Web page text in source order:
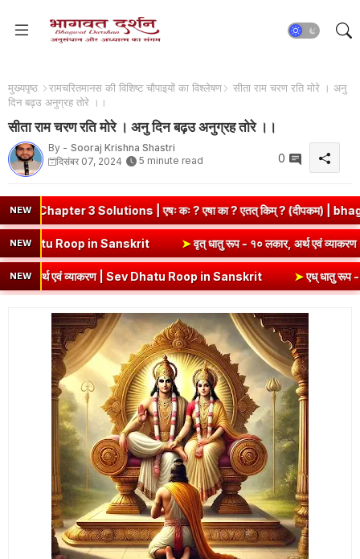
मुख्यपृष्ठ रामचरितमानस की विशिष्ट चौपाइयों का विश्लेषण
सीता राम चरण रति मोरे । अनु
दिन बढ़उ अनुग्रह तोरे ।।
सीता राम चरण रति मोरे । अनु दिन बढ़उ अनुग्रह तोरे ।।
By - Sooraj Krishna Shastri
दिसंबर 07, 2024
5 minute read 0
NEW
3 Solutions | एषः कः ? एषा का ? एतत् किम् ? (दीपकम) |
NEW
एवं व्याकरण | Kri Dhatu Roop in Sanskrit ➤वृत् धातु रूप - १० लकार,
NEW
एवं व्याकरण | Sev Dhatu Roop in Sanskrit ➤एध् धातु रूप - १०